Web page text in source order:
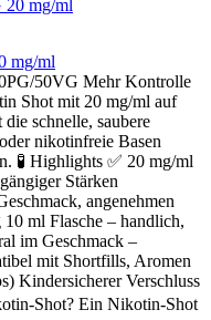
mg/ml
50VG Mehr Kontrolle
Shot mit 20 mg/ml auf
schnelle, saubere
nikotinfreie Basen
🧪 Highlights ✅ 20 mg/ml
Stärken
angenehmen
ml Flasche – handlich,
im Geschmack –
mit Shortfills, Aromen
Kindersicherer Verschluss
Shot? Ein Nikotin-Shot